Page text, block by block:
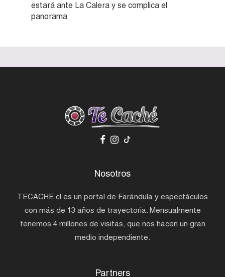
estará ante La Calera y se complica el
panorama
Nosotros
TECACHE.cl es un portal de Farándula y espectáculos
con más de 13 años de trayectoria. Mensualmente
tenemos 4 millones de visitas, que nos hacen un gran
medio independiente.
Partners